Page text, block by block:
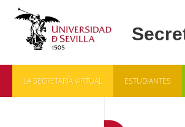
LA SECRETARÍA VIRTUAL ESTUDIANTES